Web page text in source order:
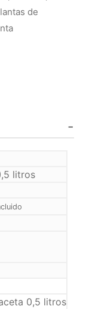
de
litros
0,5 litros